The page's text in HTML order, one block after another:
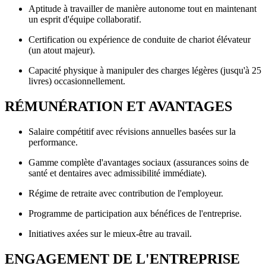
Aptitude à travailler de manière autonome tout en maintenant
un esprit d'équipe collaboratif.
Certification ou expérience de conduite de chariot élévateur
(un atout majeur).
Capacité physique à manipuler des charges légères (jusqu'à 25
livres) occasionnellement.
RÉMUNÉRATION ET AVANTAGES
Salaire compétitif avec révisions annuelles basées sur la
performance.
Gamme complète d'avantages sociaux (assurances soins de
santé et dentaires avec admissibilité immédiate).
Régime de retraite avec contribution de l'employeur.
Programme de participation aux bénéfices de l'entreprise.
Initiatives axées sur le mieux-être au travail.
ENGAGEMENT DE L'ENTREPRISE